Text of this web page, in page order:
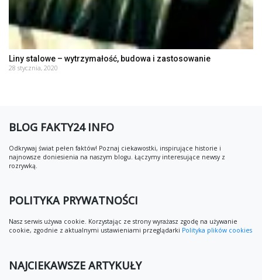
Liny stalowe – wytrzymałość, budowa i zastosowanie
28 stycznia, 2020
BLOG FAKTY24 INFO
Odkrywaj świat pełen faktów! Poznaj ciekawostki, inspirujące historie i
najnowsze doniesienia na naszym blogu. Łączymy interesujące newsy z
rozrywką.
POLITYKA PRYWATNOŚCI
Nasz serwis używa cookie. Korzystając ze strony wyrażasz zgodę na używanie
cookie, zgodnie z aktualnymi ustawieniami przeglądarki Polityka plików cookies
NAJCIEKAWSZE ARTYKUŁY